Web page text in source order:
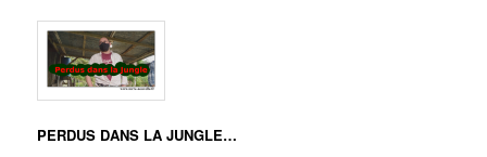
PERDUS DANS LA JUNGLE…